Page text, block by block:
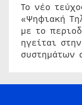
Το νέο
«Ψηφιακή
με το
ηγείται
συστημάτων